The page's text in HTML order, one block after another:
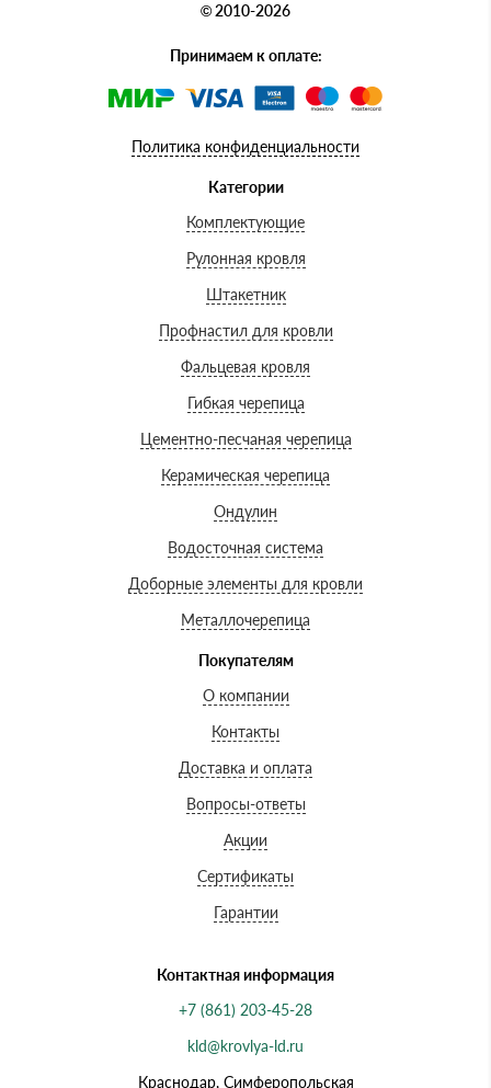
© 2010-2026
Принимаем к оплате:
Политика конфиденциальности
Категории
Комплектующие
Рулонная кровля
Штакетник
Профнастил для кровли
Фальцевая кровля
Гибкая черепица
Цементно-песчаная черепица
Керамическая черепица
Ондулин
Водосточная система
Доборные элементы для кровли
Металлочерепица
Покупателям
О компании
Контакты
Доставка и оплата
Вопросы-ответы
Акции
Сертификаты
Гарантии
Контактная информация
+7 (861) 203-45-28
kld@krovlya-ld.ru
Краснодар, Симферопольская